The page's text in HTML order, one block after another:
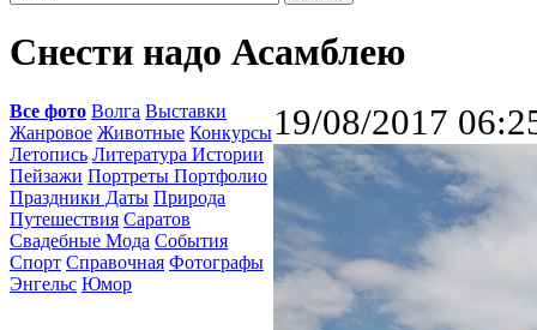
Снести надо Асамблею
Все фото Волга Выставки
Жанровое Животные Конкурсы
Летопись Литература Истории
Пейзажи Портреты Портфолио
Праздники Даты Природа
Путешествия Саратов
Свадебные Мода События
Спорт Справочная Фотографы
Энгельс Юмор
19/08/2017